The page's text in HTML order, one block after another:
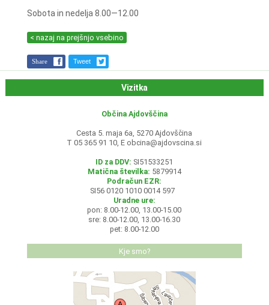
Sobota in nedelja 8.00—12.00
< nazaj na prejšnjo vsebino
Share Tweet
Vizitka
Občina Ajdovščina
Cesta 5. maja 6a, 5270 Ajdovščina
T 05 365 91 10, E obcina@ajdovscina.si
ID za DDV: SI51533251
Matična številka: 5879914
Podračun EZR:
SI56 0120 1010 0014 597
Uradne ure:
pon: 8.00-12.00, 13.00-15.00
sre: 8.00-12.00, 13.00-16.30
pet: 8.00-12.00
Kje smo?